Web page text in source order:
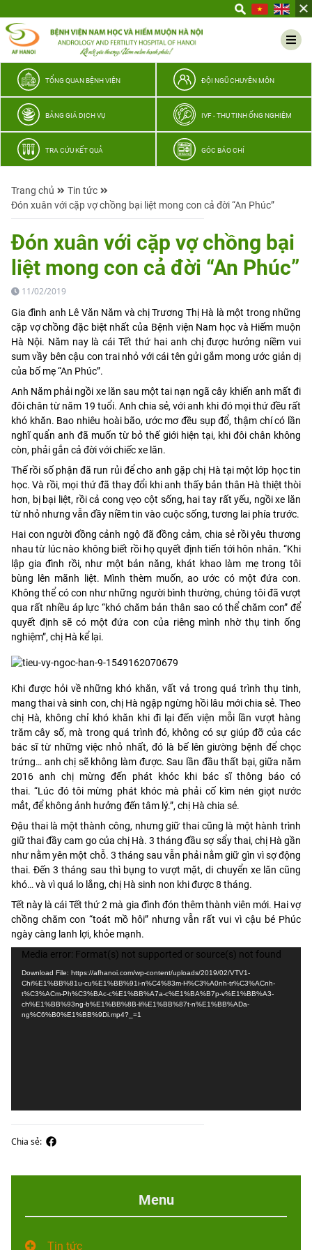
thương
Quân
TỔNG QUAN BỆNH VIỆN ĐỘI NGŨ CHUYÊN MÔN
BẢNG GIÁ DỊCH VỤ IVF - THỤ TINH ỐNG NGHIỆM
TRA CỨU KẾT QUẢ GÓC BÁO CHÍ
Trang chủ
Tin tức
Đón xuân với cặp vợ chồng bại liệt mong con cả đời “An Phúc”
Đón xuân với cặp vợ chồng bại
liệt mong con cả đời “An Phúc”
11/02/2019
Gia đình anh Lê Văn Năm và chị Trương Thị Hà là một trong những
cặp vợ chồng đặc biệt nhất của Bệnh viện Nam học và Hiếm muộn
Hà Nội. Năm nay là cái Tết thứ hai anh chị được hưởng niềm vui
sum vầy bên cậu con trai nhỏ với cái tên gửi gắm mong ước giản dị
của bố mẹ “An Phúc”.
Anh Năm phải ngồi xe lăn sau một tai nạn ngã cây khiến anh mất đi
đôi chân từ năm 19 tuổi. Anh chia sẻ, với anh khi đó mọi thứ đều rất
khó khăn. Bao nhiêu hoài bão, ước mơ đều sụp đổ, thậm chí có lần
nghĩ quẩn anh đã muốn từ bỏ thế giới hiện tại, khi đôi chân không
còn, phải gắn cả đời với chiếc xe lăn.
Thế rồi số phận đã run rủi để cho anh gặp chị Hà tại một lớp học tin
học. Và rồi, mọi thứ đã thay đổi khi anh thấy bản thân Hà thiệt thòi
hơn, bị bại liệt, rồi cả cong vẹo cột sống, hai tay rất yếu, ngồi xe lăn
từ nhỏ nhưng vẫn đầy niềm tin vào cuộc sống, tương lai phía trước.
Hai con người đồng cảnh ngộ đã đồng cảm, chia sẻ rồi yêu thương
nhau từ lúc nào không biết rồi họ quyết định tiến tới hôn nhân. “Khi
lập gia đình rồi, như một bản năng, khát khao làm mẹ trong tôi
bùng lên mãnh liệt. Mình thèm muốn, ao ước có một đứa con.
Không thể có con như những người bình thường, chúng tôi đã vượt
qua rất nhiều áp lực “khó chăm bản thân sao có thể chăm con” để
quyết định sẽ có một đứa con của riêng mình nhờ thụ tinh ống
nghiệm”, chị Hà kể lại.
Khi được hỏi về những khó khăn, vất vả trong quá trình thụ tinh,
mang thai và sinh con, chị Hà ngập ngừng hồi lâu mới chia sẻ. Theo
chị Hà, không chỉ khó khăn khi đi lại đến viện mỗi lần vượt hàng
trăm cây số, mà trong quá trình đó, không có sự giúp đỡ của các
bác sĩ từ những việc nhỏ nhất, đó là bế lên giường bệnh để chọc
trứng… anh chị sẽ không làm được. Sau lần đầu thất bại, giữa năm
2016 anh chị mừng đến phát khóc khi bác sĩ thông báo có
thai. “Lúc đó tôi mừng phát khóc mà phải cố kìm nén giọt nước
mắt, để không ảnh hưởng đến tâm lý.”, chị Hà chia sẻ.
Đậu thai là một thành công, nhưng giữ thai cũng là một hành trình
giữ thai đầy cam go của chị Hà. 3 tháng đầu sợ sẩy thai, chị Hà gần
như nằm yên một chỗ. 3 tháng sau vẫn phải nằm giữ gìn vì sợ động
thai. Đến 3 tháng sau thì bụng to vượt mặt, di chuyển xe lăn cũng
khó… và vì quá lo lắng, chị Hà sinh non khi được 8 tháng.
Tết này là cái Tết thứ 2 mà gia đình đón thêm thành viên mới. Hai vợ
chồng chăm con “toát mồ hôi” nhưng vẫn rất vui vì cậu bé Phúc
ngày càng lanh lợi, khỏe mạnh.
Video
Player
Media error: Format(s) not supported or source(s) not found
Download File: https://afhanoi.com/wp-content/uploads/2019/02/VTV1-
Chi%E1%BB%81u-cu%E1%BB%91i-n%C4%83m-H%C3%A0nh-tr%C3%ACnh-
t%C3%ACm-Ph%C3%BAc-c%E1%BB%A7a-c%E1%BA%B7p-v%E1%BB%A3-
ch%E1%BB%93ng-b%E1%BB%8B-li%E1%BB%87t-n%E1%BB%ADa-
ng%C6%B0%E1%BB%9Di.mp4?_=1
Chia sẻ:
Menu
Tin tức